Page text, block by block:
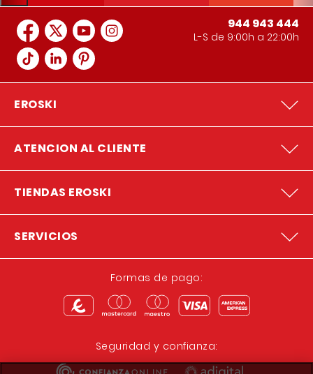
944 943 444
L-S de 9:00h a 22:00h
EROSKI
ATENCION AL CLIENTE
TIENDAS EROSKI
SERVICIOS
Formas de pago:
Seguridad y confianza: